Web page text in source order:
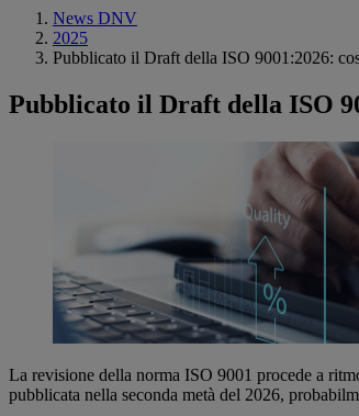
News DNV
2025
Pubblicato il Draft della ISO 9001:2026:
Pubblicato il Draft della ISO
La revisione della norma ISO 9001 procede a
pubblicata nella seconda metà del 2026,